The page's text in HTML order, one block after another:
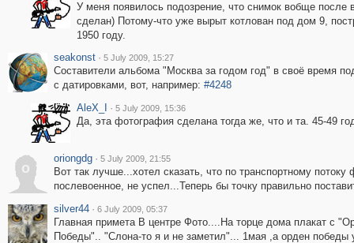
У меня появилось подозрение, что снимок вобще после
сделан) Потому-что уже вырыт котлован под дом 9,
1950 году.
seakonst · 5 July 2009, 15:27
Составители альбома "Москва за годом год" в своё время
с датировками, вот, например: #4248
AleX_I
· 5 July 2009, 15:36
Да, эта фотография сделана тогда же, что и та. 45-49
o
oriongdg · 5 July 2009, 21:55
Вот так лучше...хотел сказать, что по транспортному потоку
послевоенное, не успел...Теперь бы точку правильно
silver44 · 6 July 2009, 05:37
Главная примета В центре Фото....На торце дома плакат с
Победы".. "Слона-то я и не заметил"... 1мая ,а орден победы